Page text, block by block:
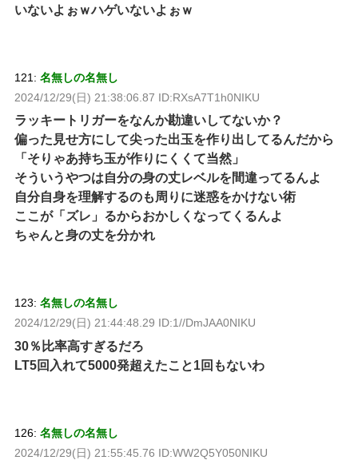
いないよぉｗハゲいないよぉｗ
121: 名無しの名無し
2024/12/29(日) 21:38:06.87 ID:RXsA7T1h0NIKU
ラッキートリガーをなんか勘違いしてないか？
偏った見せ方にして尖った出玉を作り出してるんだから
「そりゃあ持ち玉が作りにくくて当然」
そういうやつは自分の身の丈レベルを間違ってるんよ
自分自身を理解するのも周りに迷惑をかけない術
ここが「ズレ」るからおかしくなってくるんよ
ちゃんと身の丈を分かれ
123: 名無しの名無し
2024/12/29(日) 21:44:48.29 ID:1//DmJAA0NIKU
30％比率高すぎるだろ
LT5回入れて5000発超えたこと1回もないわ
126: 名無しの名無し
2024/12/29(日) 21:55:45.76 ID:WW2Q5Y050NIKU